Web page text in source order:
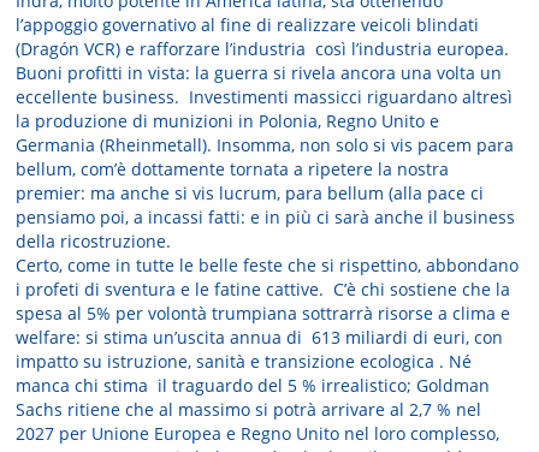
l’appoggio governativo al fine di realizzare veicoli blindati
(Dragón VCR) e rafforzare l’industria così l’industria europea.
Buoni profitti in vista: la guerra si rivela ancora una volta un
eccellente business. Investimenti massicci riguardano altresì
la produzione di munizioni in Polonia, Regno Unito e
Germania (Rheinmetall). Insomma, non solo si vis pacem para
bellum, com’è dottamente tornata a ripetere la nostra
premier: ma anche si vis lucrum, para bellum (alla pace ci
pensiamo poi, a incassi fatti: e in più ci sarà anche il business
della ricostruzione.
Certo, come in tutte le belle feste che si rispettino, abbondano
i profeti di sventura e le fatine cattive. C’è chi sostiene che la
spesa al 5% per volontà trumpiana sottrarrà risorse a clima e
welfare: si stima un’uscita annua di 613 miliardi di euri, con
impatto su istruzione, sanità e transizione ecologica . Né
manca chi stima il traguardo del 5 % irrealistico; Goldman
Sachs ritiene che al massimo si potrà arrivare al 2,7 % nel
2027 per Unione Europea e Regno Unito nel loro complesso,